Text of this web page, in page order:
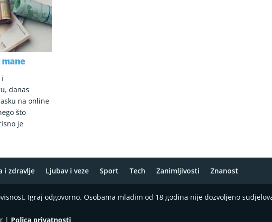
i
danas
na online
što
je
i zdravlje Ljubav i veze Sport Tech Zanimljivosti Znanost
Igraj odgovorno. Osobama mlađim od 18 godina nije dozvoljeno
| Polica privatnosti